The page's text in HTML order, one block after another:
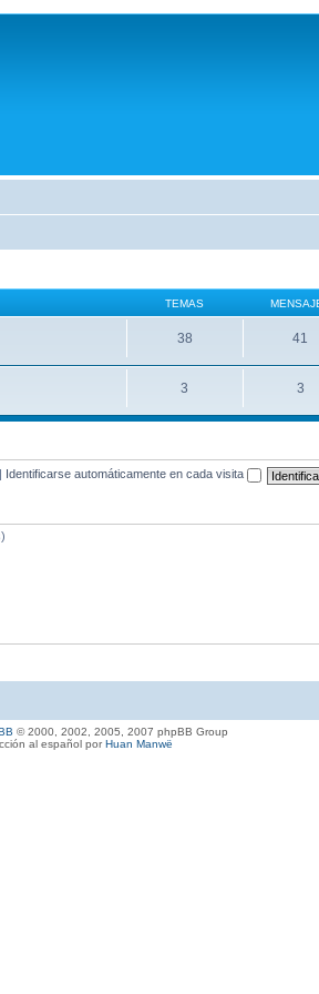
TEMAS
38 41
3 3
Identificarse automáticamente en cada visita
© 2000, 2002, 2005, 2007 phpBB Group
al español porHuan Manwë